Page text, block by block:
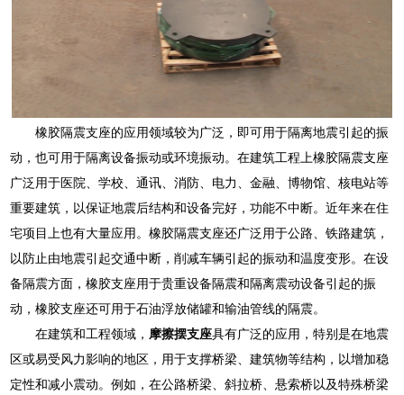
橡胶隔震支座的应用领域较为广泛，即可用于隔离地震引起的振
动，也可用于隔离设备振动或环境振动。在建筑工程上橡胶隔震支座
广泛用于医院、学校、通讯、消防、电力、金融、博物馆、核电站等
重要建筑，以保证地震后结构和设备完好，功能不中断。近年来在住
宅项目上也有大量应用。橡胶隔震支座还广泛用于公路、铁路建筑，
以防止由地震引起交通中断，削减车辆引起的振动和温度变形。在设
备隔震方面，橡胶支座用于贵重设备隔震和隔离震动设备引起的振
动，橡胶支座还可用于石油浮放储罐和输油管线的隔震。
在建筑和工程领域， 摩擦摆支座具有广泛的应用，特别是在地震
区或易受风力影响的地区，用于支撑桥梁、建筑物等结构，以增加稳
定性和减小震动。例如，在公路桥梁、斜拉桥、悬索桥以及特殊桥梁